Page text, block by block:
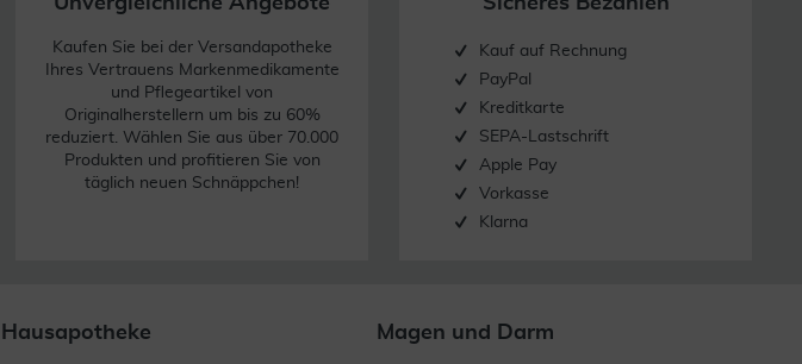
Kaufen Sie bei der Versandapotheke
Ihres Vertrauens Markenmedikamente
und Pflegeartikel von
Originalherstellern um bis zu 60%
reduziert. Wählen Sie aus über 70.000
Produkten und profitieren Sie von
täglich neuen Schnäppchen!
Kauf auf Rechnung
PayPal
Kreditkarte
SEPA-Lastschrift
Apple Pay
Vorkasse
Klarna
Hausapotheke Magen und Darm